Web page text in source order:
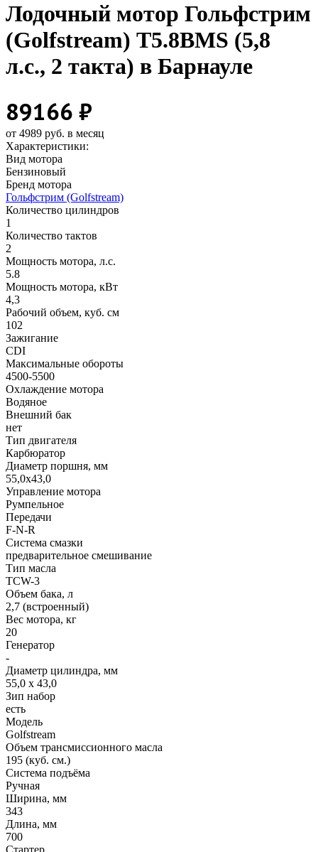
Лодочный мотор Гольфстрим
(Golfstream) Т5.8ВМS (5,8
л.с., 2 такта) в Барнауле
89166 ₽
от 4989 руб. в месяц
Характеристики:
Вид мотора
Бензиновый
Бренд мотора
Гольфстрим (Golfstream)
Количество цилиндров
1
Количество тактов
2
Мощность мотора, л.с.
5.8
Мощность мотора, кВт
4,3
Рабочий объем, куб. см
102
Зажигание
CDI
Максимальные обороты
4500-5500
Охлаждение мотора
Водяное
Внешний бак
нет
Тип двигателя
Карбюратор
Диаметр поршня, мм
55,0x43,0
Управление мотора
Румпельное
Передачи
F-N-R
Система смазки
предварительное смешивание
Тип масла
TCW-3
Объем бака, л
2,7 (встроенный)
Вес мотора, кг
20
Генератор
-
Диаметр цилиндра, мм
55,0 x 43,0
Зип набор
есть
Модель
Golfstream
Объем трансмиссионного масла
195 (куб. см.)
Система подъёма
Ручная
Ширина, мм
343
Длина, мм
700
Стартер